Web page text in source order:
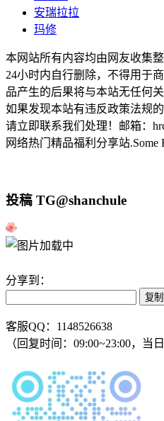
安瑞拉拉
玛修
本网站所有内容均由网友收集
24小时内自行删除，不得用于
品产生的后果将与本站无任何关
如果发现本站有违反政策法规
请立即联系我们处理！邮箱：
网络热门精品福利分享站.Some
投稿 TG@shanchule
分享到：
复
客服QQ：1148526638
（回复时间：09:00~23:00，当